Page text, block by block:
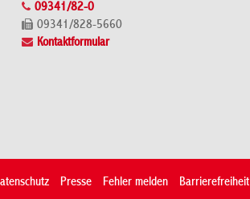
09341/82-0
09341/828-5660
Kontaktformular
Presse Fehler melden Barrierefreiheit